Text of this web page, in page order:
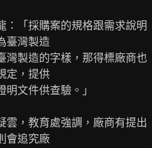
：「採購案的規格跟需求說明
臺灣製造
灣製造的字樣，那得標廠商也
定，提供
文件供查驗。」
雲，教育處強調，廠商有提出
會追究廠